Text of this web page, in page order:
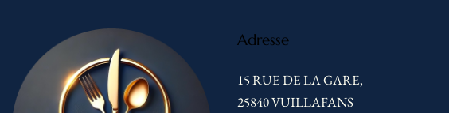
Adresse
15 RUE DE LA GARE,
25840 VUILLAFANS